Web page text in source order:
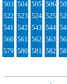
503 504 505 506
522 523 524 525
541 542 543 544
560 561 562 563
579 580 581 582